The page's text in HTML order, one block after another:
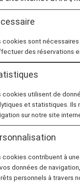
fournit des
cookies sont
des réservations
cookies utilisent de
et statistiques.
sur notre site
cookies contribuent à
données de
personnels à travers